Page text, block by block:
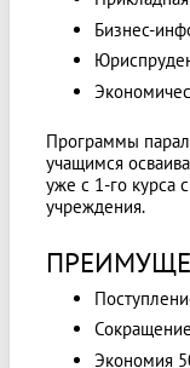
Бизнес-
Программы
учащимся
уже с 1-го курса
учреждения.
Экономия